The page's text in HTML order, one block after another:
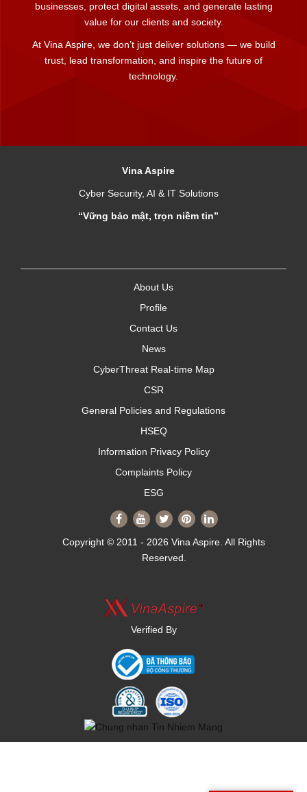
businesses, protect digital assets, and generate lasting
value for our clients and society.
At Vina Aspire, we don’t just deliver solutions — we build
trust, lead transformation, and inspire the future of
technology.
Vina Aspire
Cyber Security, AI & IT Solutions
“Vững bảo mật, trọn niềm tin”
About Us
Profile
Contact Us
News
CyberThreat Real-time Map
CSR
General Policies and Regulations
HSEQ
Information Privacy Policy
Complaints Policy
ESG
Copyright © 2011 - 2026 Vina Aspire. All Rights
Reserved.
Verified By